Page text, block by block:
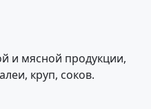
и мясной продукции,
круп, соков.